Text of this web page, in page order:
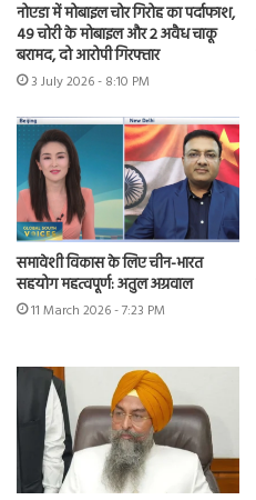
नोएडा में मोबाइल चोर गिरोह का पर्दाफाश,
49 चोरी के मोबाइल और 2 अवैध चाकू
बरामद, दो आरोपी गिरफ्तार
3 July 2026 - 8:10 PM
समावेशी विकास के लिए चीन-भारत
सहयोग महत्वपूर्ण: अतुल अग्रवाल
11 March 2026 - 7:23 PM